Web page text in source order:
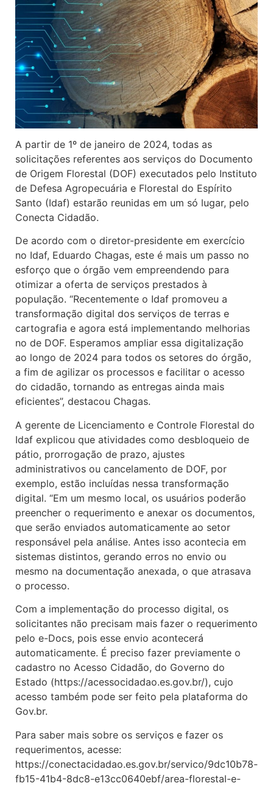
A partir de 1º de janeiro de 2024, todas as
solicitações referentes aos serviços do Documento
de Origem Florestal (DOF) executados pelo Instituto
de Defesa Agropecuária e Florestal do Espírito
Santo (Idaf) estarão reunidas em um só lugar, pelo
Conecta Cidadão.
De acordo com o diretor-presidente em exercício
no Idaf, Eduardo Chagas, este é mais um passo no
esforço que o órgão vem empreendendo para
otimizar a oferta de serviços prestados à
população. “Recentemente o Idaf promoveu a
transformação digital dos serviços de terras e
cartografia e agora está implementando melhorias
no de DOF. Esperamos ampliar essa digitalização
ao longo de 2024 para todos os setores do órgão,
a fim de agilizar os processos e facilitar o acesso
do cidadão, tornando as entregas ainda mais
eficientes”, destacou Chagas.
A gerente de Licenciamento e Controle Florestal do
Idaf explicou que atividades como desbloqueio de
pátio, prorrogação de prazo, ajustes
administrativos ou cancelamento de DOF, por
exemplo, estão incluídas nessa transformação
digital. “Em um mesmo local, os usuários poderão
preencher o requerimento e anexar os documentos,
que serão enviados automaticamente ao setor
responsável pela análise. Antes isso acontecia em
sistemas distintos, gerando erros no envio ou
mesmo na documentação anexada, o que atrasava
o processo.
Com a implementação do processo digital, os
solicitantes não precisam mais fazer o requerimento
pelo e-Docs, pois esse envio acontecerá
automaticamente. É preciso fazer previamente o
cadastro no Acesso Cidadão, do Governo do
Estado (https://acessocidadao.es.gov.br/), cujo
acesso também pode ser feito pela plataforma do
Gov.br.
Para saber mais sobre os serviços e fazer os
requerimentos, acesse:
https://conectacidadao.es.gov.br/servico/9dc10b78-
fb15-41b4-8dc8-e13cc0640ebf/area-florestal-e-